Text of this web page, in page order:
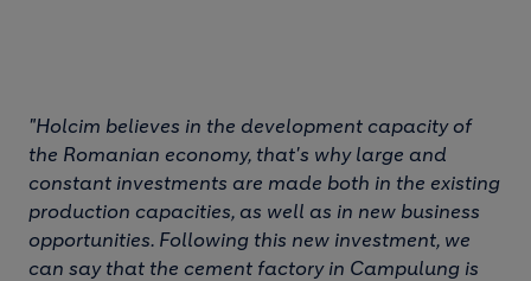
"Holcim believes in the development capacity of
the Romanian economy, that's why large and
constant investments are made both in the existing
production capacities, as well as in new business
opportunities. Following this new investment, we
can say that the cement factory in Campulung is